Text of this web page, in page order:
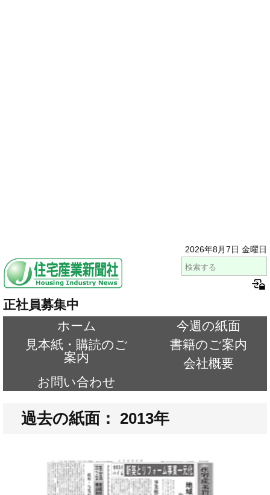
2026年8月7日 金曜日
正社員募集中
ホーム
今週の紙面
見本紙・購読のご
案内
書籍のご案内
会社概要
お問い合わせ
過去の紙面： 2013年